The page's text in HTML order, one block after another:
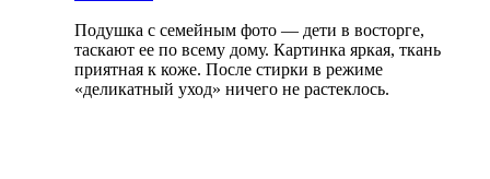
Подушка с семейным фото — дети в восторге,
таскают ее по всему дому. Картинка яркая, ткань
приятная к коже. После стирки в режиме
«деликатный уход» ничего не растеклось.